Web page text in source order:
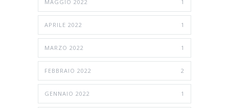
MAGGIO 2022 1
APRILE 2022 1
MARZO 2022 1
FEBBRAIO 2022 2
GENNAIO 2022 1